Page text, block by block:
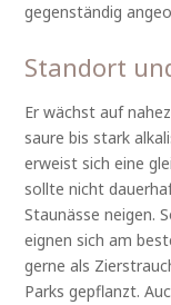
gegenständig
Standort
Er wächst auf
saure bis stark
erweist sich eine
sollte nicht
Staunässe neigen.
eignen sich am
gerne als
Parks gepflanzt.